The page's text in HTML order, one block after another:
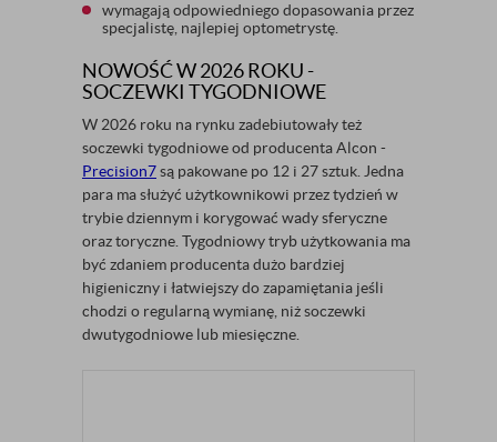
wymagają odpowiedniego dopasowania przez
specjalistę, najlepiej optometrystę.
NOWOŚĆ W 2026 ROKU -
SOCZEWKI TYGODNIOWE
W 2026 roku na rynku zadebiutowały też
soczewki tygodniowe od producenta Alcon -
Precision7są pakowane po 12 i 27 sztuk. Jedna
para ma służyć użytkownikowi przez tydzień w
trybie dziennym i korygować wady sferyczne
oraz toryczne. Tygodniowy tryb użytkowania ma
być zdaniem producenta dużo bardziej
higieniczny i łatwiejszy do zapamiętania jeśli
chodzi o regularną wymianę, niż soczewki
dwutygodniowe lub miesięczne.